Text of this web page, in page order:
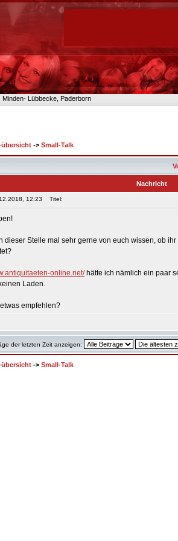
Lübbecke, Paderborn
übersicht -> Small-Talk
Nachricht
12:23 Titel:
dieser Stelle mal sehr gerne von euch wissen, ob
online.net/hätte ich nämlich ein paar
Laden.
empfehlen?
der letzten Zeit anzeigen:
übersicht -> Small-Talk